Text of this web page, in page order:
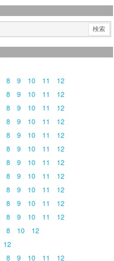
8 9 10 11
12
8 9 10 11
12
8 9 10 11
12
8 9 10 11
12
8 9 10 11
12
8 9 10 11
12
8 9 10 11
12
8 9 10 11
12
8 9 10 11
12
8 9 10 11
12
8 9 10 11
12
8 10
12
12
8 9 10 11 12